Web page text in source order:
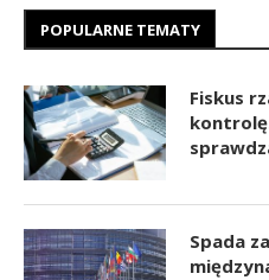
POPULARNE TEMATY
Fiskus
Spada